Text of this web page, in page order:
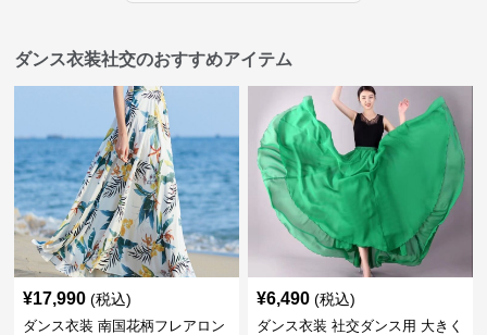
ダンス衣装社交のおすすめアイテム
¥17,990 (税込)
ダンス衣装 南国花柄フレアロン
¥6,490 (税込)
ダンス衣装 社交ダンス用 大きく